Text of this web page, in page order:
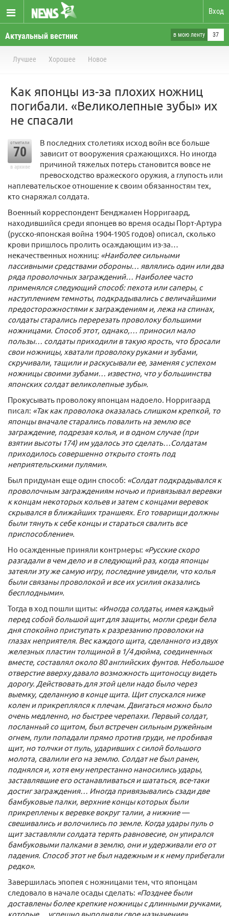
Вход
Актуальный вестник в мою ленту 37
Лучшее Хорошее Новое
Как японцы из-за плохих ножниц
погибали. «Великолепные зубы» их
не спасали
отметили
70
в архиве
В последних столетиях исход войн все больше
зависит от вооружения сражающихся. Но иногда
причиной тяжелых потерь становится вовсе не
превосходство вражеского оружия, а глупость или
наплевательское отношение к своим обязанностям тех,
кто снаряжал солдата.
Военный корреспондент Бенджамен Норригаард,
находившийся среди японцев во время осады Порт-Артура
(русско-японская война 1904-1905 годов) описал, сколько
крови пришлось пролить осаждающим из-за…
некачественных ножниц: «Наиболее сильными
пассивными средствами обороны… являлись один или два
ряда проволочных заграждений… Наиболее часто
применялся следующий способ: пехота или саперы, с
наступлением темноты, подкрадывались с величайшими
предосторожностями к заграждениям и, лежа на спинах,
солдаты старались перерезать проволоку большими
ножницами. Способ этот, однако,… приносил мало
пользы… солдаты приходили в такую ярость, что бросали
свои ножницы, хватали проволоку руками и зубами,
скручивали, тащили и раскусывали ее, заменяя с успехом
ножницы своими зубами… известно, что у большинства
японских солдат великолепные зубы».
Прокусывать проволоку японцам надоело. Норригаард
писал: «Так как проволока оказалась слишком крепкой, то
японцы вначале старались повалить на землю все
заграждение, подрезая колья, и в одном случае (при
взятии высоты 174) им удалось это сделать…Солдатам
приходилось совершенно открыто стоять под
неприятельскими пулями».
Был придуман еще один способ: «Солдат подкрадывался к
проволочным заграждениям ночью и привязывал веревки
к концам некоторых кольев и затем с концами веревок
скрывался в ближайших траншеях. Его товарищи должны
были тянуть к себе концы и стараться свалить все
приспособление».
Но осажденные приняли контрмеры: «Русские скоро
разгадали в чем дело и в следующий раз, когда японцы
затеяли эту же самую игру, последние увидели, что колья
были связаны проволокой и все их усилия оказались
бесплодными».
Тогда в ход пошли щиты: «Иногда солдаты, имея каждый
перед собой большой щит для защиты, могли среди бела
дня спокойно приступать к разрезанию проволоки на
глазах неприятеля. Вес каждого щита, сделанного из двух
железных пластин толщиной в 1/4 дюйма, соединенных
вместе, составлял около 80 английских фунтов. Небольшое
отверстие вверху давало возможность щитоносцу видеть
дорогу. Действовать для этой цели надо было через
выемку, сделанную в конце щита. Щит спускался ниже
колен и прикреплялся к плечам. Двигаться можно было
очень медленно, но быстрее черепахи. Первый солдат,
посланный со щитом, был встречен сильным ружейным
огнем, пули попадали прямо против груди, не пробивая
щит, но толчки от пуль, ударивших с силой большого
молота, свалили его на землю. Солдат не был ранен,
поднялся и, хотя ему непрестанно наносились удары,
заставлявшие его останавливаться и шататься, все-таки
достиг заграждения… Иногда привязывались сзади две
бамбуковые палки, верхние концы которых были
прикреплены к веревке вокруг талии, а нижние —
свешивались и волочились по земле. Когда удары пуль о
щит заставляли солдата терять равновесие, он упирался
бамбуковыми палками в землю, они и удерживали его от
падения. Способ этот не был надежным и к нему прибегали
редко».
Завершилась эпопея с ножницами тем, что японцам
следовало в начале осады сделать: «Позднее были
доставлены более крепкие ножницы с длинными ручками,
которые… успешно выполняли свое назначение».